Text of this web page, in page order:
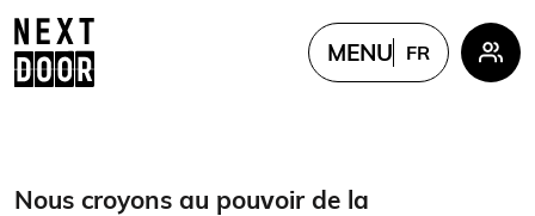
MENU FR
Nous croyons au pouvoir de la